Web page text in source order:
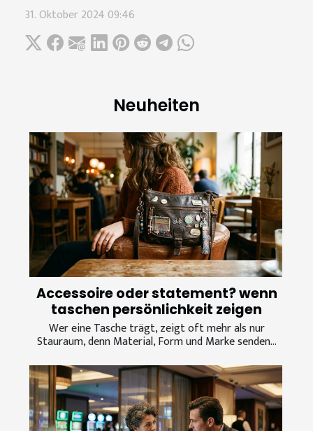
Neuheiten
Accessoire oder statement? wenn
taschen persönlichkeit zeigen
Wer eine Tasche trägt, zeigt oft mehr als nur
Stauraum, denn Material, Form und Marke senden...
31. Oktober 2024 09:46